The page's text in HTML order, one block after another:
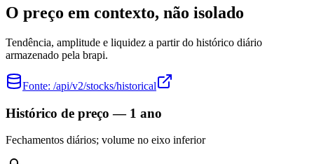
O preço em contexto, não isolado
Tendência, amplitude e liquidez a partir do histórico diário
armazenado pela brapi.
Fonte: /api/v2/stocks/historical
Histórico de preço — 1 ano
Fechamentos diários; volume no eixo inferior